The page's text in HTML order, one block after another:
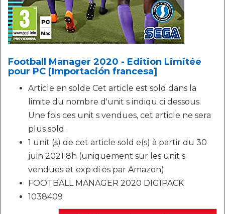
Football Manager 2020 - Edition Limitée
pour PC [Importación francesa]
Article en solde Cet article est sold dans la
limite du nombre d'unit s indiqu ci dessous.
Une fois ces unit s vendues, cet article ne sera
plus sold .
1 unit (s) de cet article sold e(s) à partir du 30
juin 2021 8h (uniquement sur les unit s
vendues et exp di es par Amazon)
FOOTBALL MANAGER 2020 DIGIPACK
1038409